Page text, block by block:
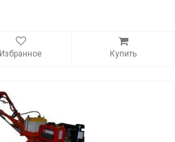
Избранное Купить